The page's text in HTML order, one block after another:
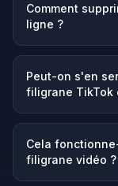
Comment
ligne ?
Peut-on s'en
filigrane TikTok
Cela
filigrane vidéo ?